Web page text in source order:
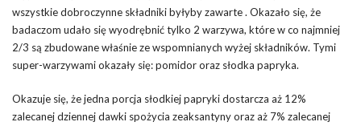
wszystkie dobroczynne składniki byłyby zawarte . Okazało się, że
badaczom udało się wyodrębnić tylko 2 warzywa, które w co najmniej
2/3 są zbudowane właśnie ze wspomnianych wyżej składników. Tymi
super-warzywami okazały się: pomidor oraz słodka papryka.
Okazuje się, że jedna porcja słodkiej papryki dostarcza aż 12%
zalecanej dziennej dawki spożycia zeaksantyny oraz aż 7% zalecanej